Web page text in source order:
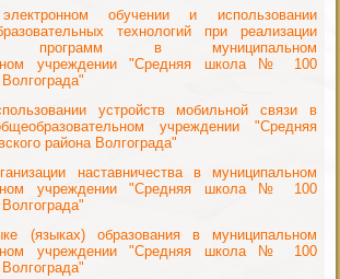
обучении и использовании
технологий при реализации
программ в муниципальном
учреждении "Средняя школа № 100
устройств мобильной связи в
учреждении "Средняя
района Волгограда"
наставничества в муниципальном
учреждении "Средняя школа № 100
(языках) образования в муниципальном
учреждении "Средняя школа № 100